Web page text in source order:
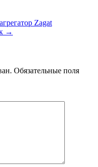
Zagat
→
Обязательные поля